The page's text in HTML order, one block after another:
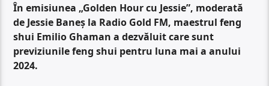
În emisiunea „Golden Hour cu Jessie”, moderată
de Jessie Baneș la Radio Gold FM, maestrul feng
shui Emilio Ghaman a dezvăluit care sunt
previziunile feng shui pentru luna mai a anului
2024.